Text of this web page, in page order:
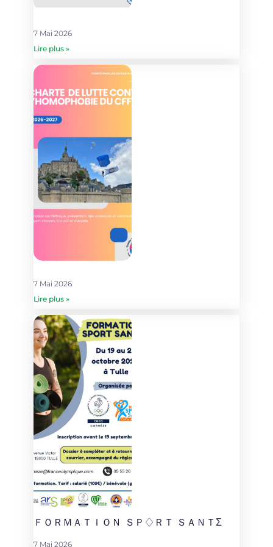
7 Mai 2026
Lire plus »
7 Mai 2026
Lire plus »
ＦＯＲＭＡＴＩＯＮ ＳＰ♢ＲＴ ＳＡＮＴΣ
7 Mai 2026